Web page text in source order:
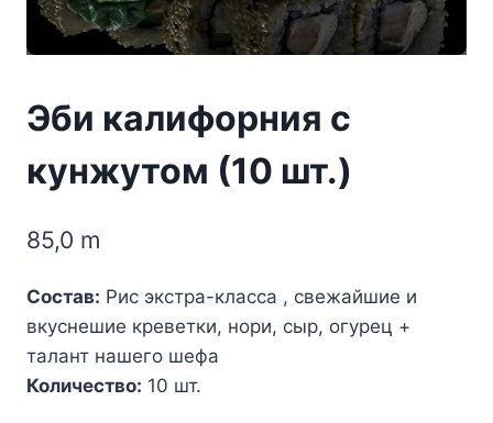
Эби калифорния с
кунжутом (10 шт.)
85,0 m
Состав: Рис экстра-класса , свежайшие и
вкуснешие креветки, нори, сыр, огурец +
талант нашего шефа
Количество: 10 шт.